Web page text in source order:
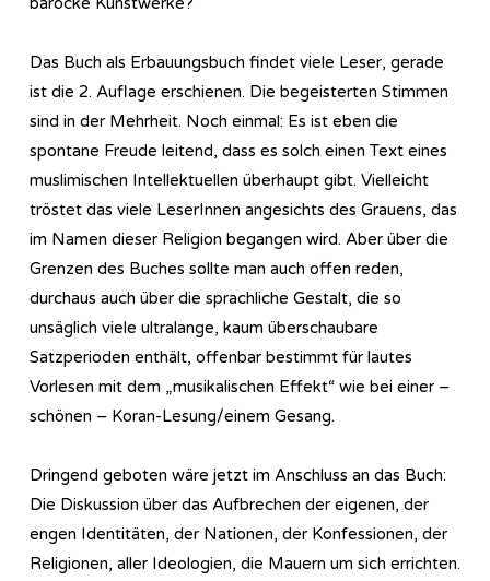
Das Buch als Erbauungsbuch findet viele Leser, gerade
ist die 2. Auflage erschienen. Die begeisterten Stimmen
sind in der Mehrheit. Noch einmal: Es ist eben die
spontane Freude leitend, dass es solch einen Text eines
muslimischen Intellektuellen überhaupt gibt. Vielleicht
tröstet das viele LeserInnen angesichts des Grauens, das
im Namen dieser Religion begangen wird. Aber über die
Grenzen des Buches sollte man auch offen reden,
durchaus auch über die sprachliche Gestalt, die so
unsäglich viele ultralange, kaum überschaubare
Satzperioden enthält, offenbar bestimmt für lautes
Vorlesen mit dem „musikalischen Effekt“ wie bei einer –
schönen – Koran-Lesung/einem Gesang.
Dringend geboten wäre jetzt im Anschluss an das Buch:
Die Diskussion über das Aufbrechen der eigenen, der
engen Identitäten, der Nationen, der Konfessionen, der
Religionen, aller Ideologien, die Mauern um sich errichten.